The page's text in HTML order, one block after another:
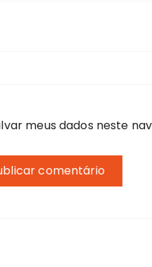
meus dados neste